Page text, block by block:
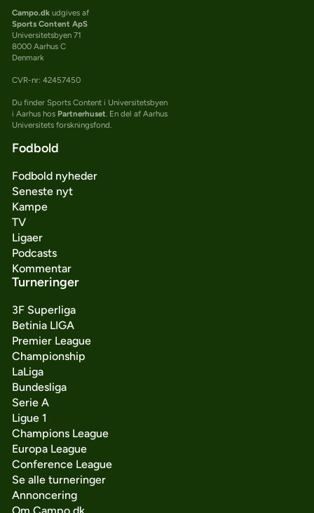
Campo.dkudgives af
Sports Content ApS
Universitetsbyen 71
8000 Aarhus C
Denmark
CVR-nr: 42457450
Du finder Sports Content i Universitetsbyen
i Aarhus hos Partnerhuset. En del af Aarhus
Universitets forskningsfond.
Fodbold
Fodbold nyheder
Seneste nyt
Kampe
TV
Ligaer
Podcasts
Kommentar
Turneringer
3F Superliga
Betinia LIGA
Premier League
Championship
LaLiga
Bundesliga
Serie A
Ligue 1
Champions League
Europa League
Conference League
Se alle turneringer
Annoncering